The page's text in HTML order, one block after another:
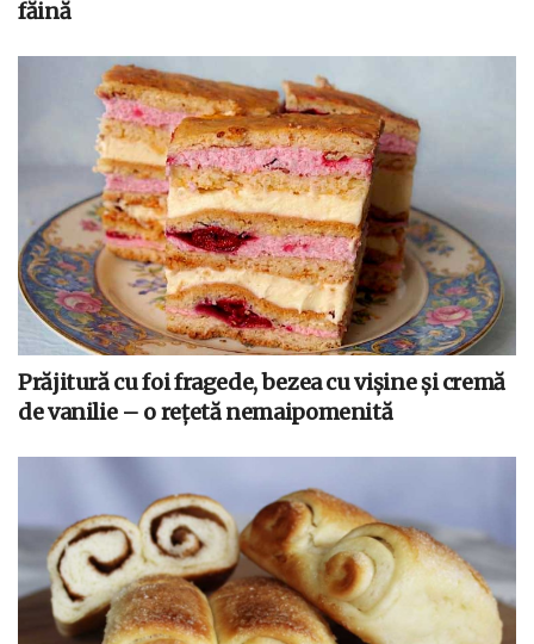
făină
Prăjitură cu foi fragede, bezea cu vișine și cremă
de vanilie – o rețetă nemaipomenită